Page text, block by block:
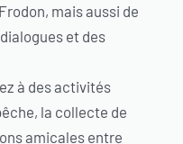
mais aussi de
et des
à des activités
la collecte de
amicales entre